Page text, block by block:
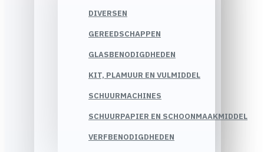
DIVERSEN
GEREEDSCHAPPEN
GLASBENODIGDHEDEN
KIT, PLAMUUR EN VULMIDDEL
SCHUURMACHINES
SCHUURPAPIER EN SCHOONMAAKMIDDEL
VERFBENODIGDHEDEN